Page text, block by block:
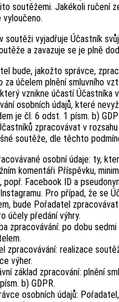
soutěžemi. Jakékoli ručení
vyjadřuje Účastník
a zavazuje se je plně
bude, jakožto správce,
za účelem plnění smluvního
vznikne účastí Účastníka
osobních údajů, které
je čl. 6 odst. 1 písm. b)
zpracovávat v
soutěže, dle těchto
osobní údaje: ty,
komentáři Příspěvku,
popř. Facebook ID a
Pro případ, že se
bude Pořadatel
účely předání výhry.
zpracovávání: po dobu sedmi
realizace
výher.
základ zpracování: plnění
b) GDPR.
osobních údajů: